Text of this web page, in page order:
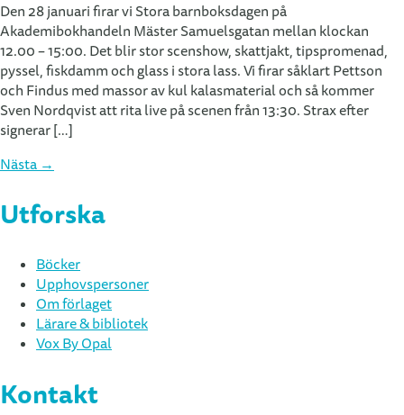
Den 28 januari firar vi Stora barnboksdagen på
Akademibokhandeln Mäster Samuelsgatan mellan klockan
12.00 – 15:00. Det blir stor scenshow, skattjakt, tipspromenad,
pyssel, fiskdamm och glass i stora lass. Vi firar såklart Pettson
och Findus med massor av kul kalasmaterial och så kommer
Sven Nordqvist att rita live på scenen från 13:30. Strax efter
signerar […]
Nästa →
Utforska
Böcker
Upphovspersoner
Om förlaget
Lärare & bibliotek
Vox By Opal
Kontakt